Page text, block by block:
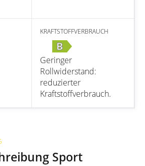
KRAFTSTOFFVERBRAUCH
B
Geringer
Rollwiderstand:
reduzierter
Kraftstoffverbrauch.
Sport